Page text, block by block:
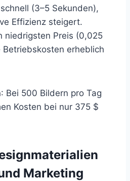
(3–5 Sekunden),
Effizienz steigert.
niedrigsten Preis (0,025
erheblich
: Bei 500 Bildern pro Tag
Kosten bei nur 375 $
Marketing